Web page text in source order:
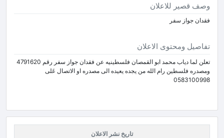
وصف قصير للاعلان
فقدان جواز سفر
تفاصيل ومحتوى الاعلان
تعلن لما دياب محمد ابو القمصان فلسطينيه عن فقدان جواز سفر رقم 4791620
ومصدره فلسطين رام الله من يجده يعيده الى مصدره او الاتصال عَلى
0583100998
تاريخ نشر الاعلان